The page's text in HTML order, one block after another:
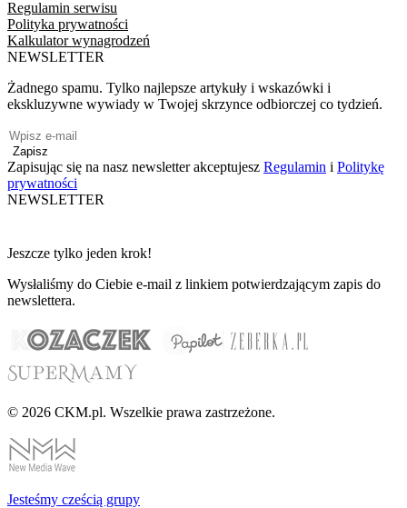
Regulamin serwisu
Polityka prywatności
Kalkulator wynagrodzeń
NEWSLETTER
Żadnego spamu. Tylko najlepsze artykuły i wskazówki i
ekskluzywne wywiady w Twojej skrzynce odbiorczej co tydzień.
Zapisz
Zapisując się na nasz newsletter akceptujesz Regulamin i Politykę
prywatności
NEWSLETTER
Jeszcze tylko jeden krok!
Wysłaliśmy do Ciebie e-mail z linkiem potwierdzającym zapis do
newslettera.
© 2026 CKM.pl. Wszelkie prawa zastrzeżone.
Jesteśmy cześcią grupy